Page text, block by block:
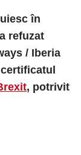
în
refuzat
/ Iberia
, potrivit